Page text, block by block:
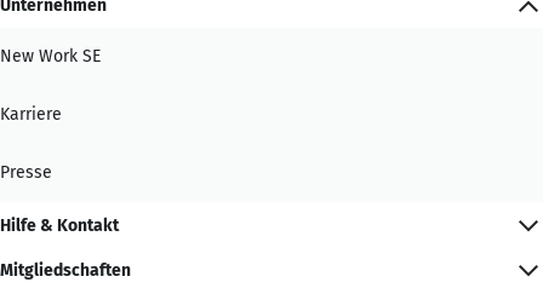
Unternehmen
New Work SE
Karriere
Presse
Hilfe & Kontakt
Mitgliedschaften